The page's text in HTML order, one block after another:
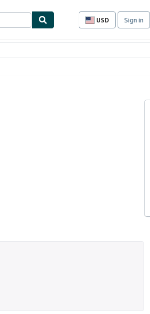
USD
Site
preferences
Sign in